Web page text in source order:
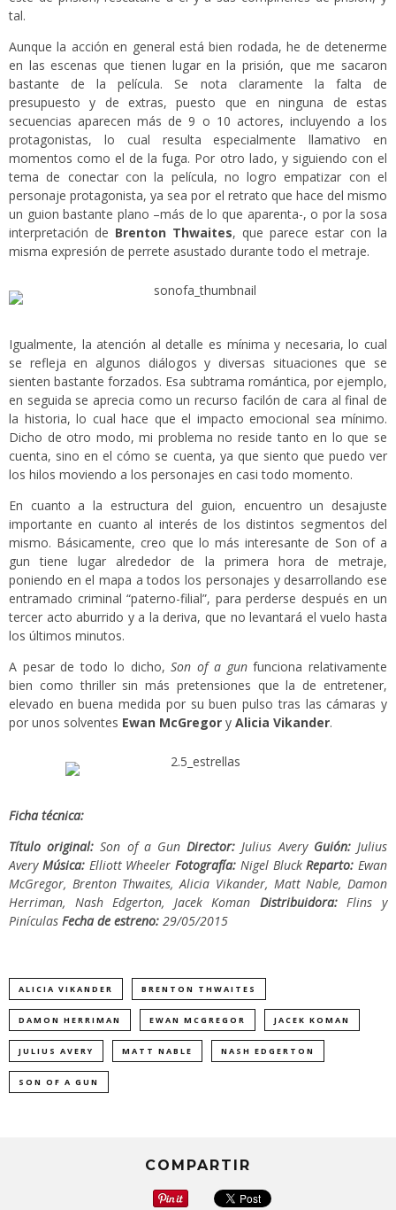
tal.
Aunque la acción en general está bien rodada, he de detenerme
en las escenas que tienen lugar en la prisión, que me sacaron
bastante de la película. Se nota claramente la falta de
presupuesto y de extras, puesto que en ninguna de estas
secuencias aparecen más de 9 o 10 actores, incluyendo a los
protagonistas, lo cual resulta especialmente llamativo en
momentos como el de la fuga. Por otro lado, y siguiendo con el
tema de conectar con la película, no logro empatizar con el
personaje protagonista, ya sea por el retrato que hace del mismo
un guion bastante plano –más de lo que aparenta-, o por la sosa
interpretación de Brenton Thwaites, que parece estar con la
misma expresión de perrete asustado durante todo el metraje.
Igualmente, la atención al detalle es mínima y necesaria, lo cual
se refleja en algunos diálogos y diversas situaciones que se
sienten bastante forzados. Esa subtrama romántica, por ejemplo,
en seguida se aprecia como un recurso facilón de cara al final de
la historia, lo cual hace que el impacto emocional sea mínimo.
Dicho de otro modo, mi problema no reside tanto en lo que se
cuenta, sino en el cómo se cuenta, ya que siento que puedo ver
los hilos moviendo a los personajes en casi todo momento.
En cuanto a la estructura del guion, encuentro un desajuste
importante en cuanto al interés de los distintos segmentos del
mismo. Básicamente, creo que lo más interesante de Son of a
gun tiene lugar alrededor de la primera hora de metraje,
poniendo en el mapa a todos los personajes y desarrollando ese
entramado criminal “paterno-filial”, para perderse después en un
tercer acto aburrido y a la deriva, que no levantará el vuelo hasta
los últimos minutos.
A pesar de todo lo dicho,Son of a gunfunciona relativamente
bien como thriller sin más pretensiones que la de entretener,
elevado en buena medida por su buen pulso tras las cámaras y
por unos solventes Ewan McGregor y Alicia Vikander.
Ficha técnica:
Título original: Son of a Gun Director: Julius Avery Guión:Julius
Avery Música:Elliott Wheeler Fotografía: Nigel BluckReparto: Ewan
McGregor, Brenton Thwaites, Alicia Vikander, Matt Nable, Damon
Herriman, Nash Edgerton, Jacek Koman Distribuidora:Flins y
Pinículas Fecha de estreno: 29/05/2015
ALICIA VIKANDER BRENTON THWAITES
DAMON HERRIMAN EWAN MCGREGOR JACEK KOMAN
JULIUS AVERY MATT NABLE NASH EDGERTON
SON OF A GUN
COMPARTIR